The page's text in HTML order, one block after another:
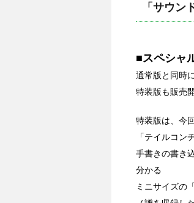
「サウン
■スペシャ
通常版と同時
特装版も販売
特装版は、今
「テイルコン
手書きの書き
分かる
ミニサイズの